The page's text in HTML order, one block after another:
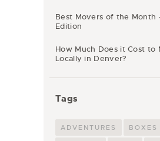
Best Movers of the Month
Edition
How Much Does it Cost to
Locally in Denver?
Tags
ADVENTURES BOXES